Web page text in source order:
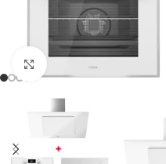
Click para agrandar